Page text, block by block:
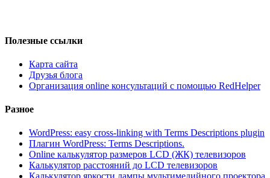
Полезные ссылки
Карта сайта
Друзья блога
Организация online консультаций с помощью RedHelper
Разное
WordPress: easy cross-linking with Terms Descriptions plugin
Плагин WordPress: Terms Descriptions.
Online калькулятор размеров LCD (ЖК) телевизоров
Калькулятор расстояний до LCD телевизоров